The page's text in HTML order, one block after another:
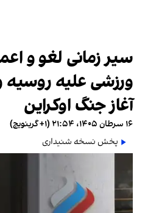
سیر زمانی لغو و
ورزشی علیه
آغاز جنگ اوکراین
۱۶ سرطان ۱۴۰۵، ۲۱:۵۴ (‎+۱ گرینویچ)
پخش نسخه شنیداری